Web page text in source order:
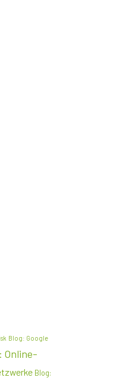
Blog: Google
Online-
Blog: